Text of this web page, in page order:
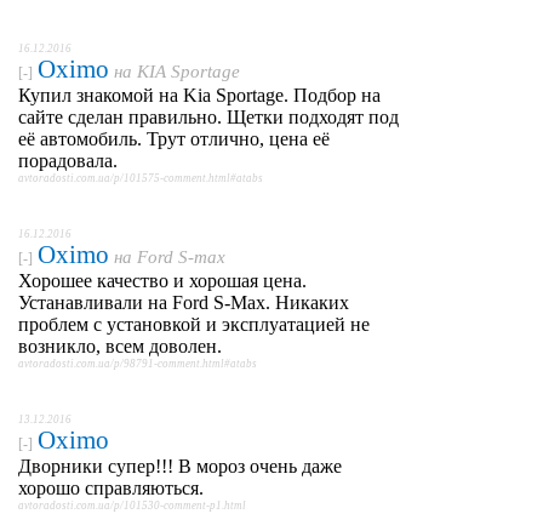
16.12.2016
[-] Oximo на KIA Sportage
Купил знакомой на Kia Sportage. Подбор на
сайте сделан правильно. Щетки подходят под
её автомобиль. Трут отлично, цена её
порадовала.
avtoradosti.com.ua/p/101575-comment.html#atabs
16.12.2016
[-] Oximo на Ford S-max
Хорошее качество и хорошая цена.
Устанавливали на Ford S-Max. Никаких
проблем с установкой и эксплуатацией не
возникло, всем доволен.
avtoradosti.com.ua/p/98791-comment.html#atabs
13.12.2016
[-] Oximo
Дворники супер!!! В мороз очень даже
хорошо справляються.
avtoradosti.com.ua/p/101530-comment-p1.html